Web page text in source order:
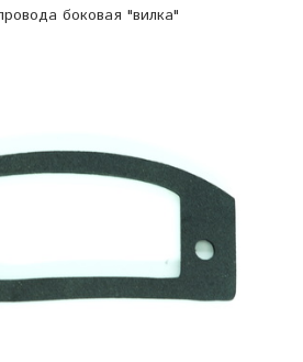
боковая "вилка"